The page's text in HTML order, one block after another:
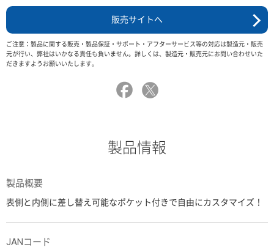
販売サイトへ
ご注意：製品に関する販売・製品保証・サポート・アフターサービス等の対応は製造元・販売
元が行い、弊社はいかなる責任も負いません。詳しくは、製造元・販売元にお問い合わせいた
だきますようお願いいたします。
製品情報
製品概要
表側と内側に差し替え可能なポケット付きで自由にカスタマイズ！
JANコード